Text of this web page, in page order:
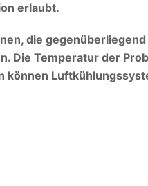
erlaubt.
die
Die Temperatur der
können